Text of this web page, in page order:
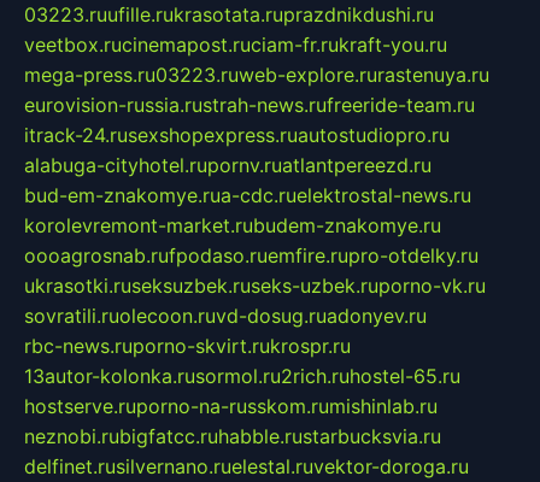
03223.ruufille.rukrasotata.ruprazdnikdushi.ru
veetbox.rucinemapost.ruciam-fr.rukraft-you.ru
mega-press.ru03223.ruweb-explore.rurastenuya.ru
eurovision-russia.rustrah-news.rufreeride-team.ru
itrack-24.rusexshopexpress.ruautostudiopro.ru
alabuga-cityhotel.rupornv.ruatlantpereezd.ru
bud-em-znakomye.rua-cdc.ruelektrostal-news.ru
korolevremont-market.rubudem-znakomye.ru
oooagrosnab.rufpodaso.ruemfire.rupro-otdelky.ru
ukrasotki.ruseksuzbek.ruseks-uzbek.ruporno-vk.ru
sovratili.ruolecoon.ruvd-dosug.ruadonyev.ru
rbc-news.ruporno-skvirt.rukrospr.ru
13autor-kolonka.rusormol.ru2rich.ruhostel-65.ru
hostserve.ruporno-na-russkom.rumishinlab.ru
neznobi.rubigfatcc.ruhabble.rustarbucksvia.ru
delfinet.rusilvernano.ruelestal.ruvektor-doroga.ru